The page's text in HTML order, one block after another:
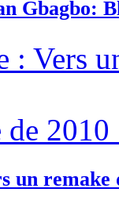
Gbagbo:
un remake